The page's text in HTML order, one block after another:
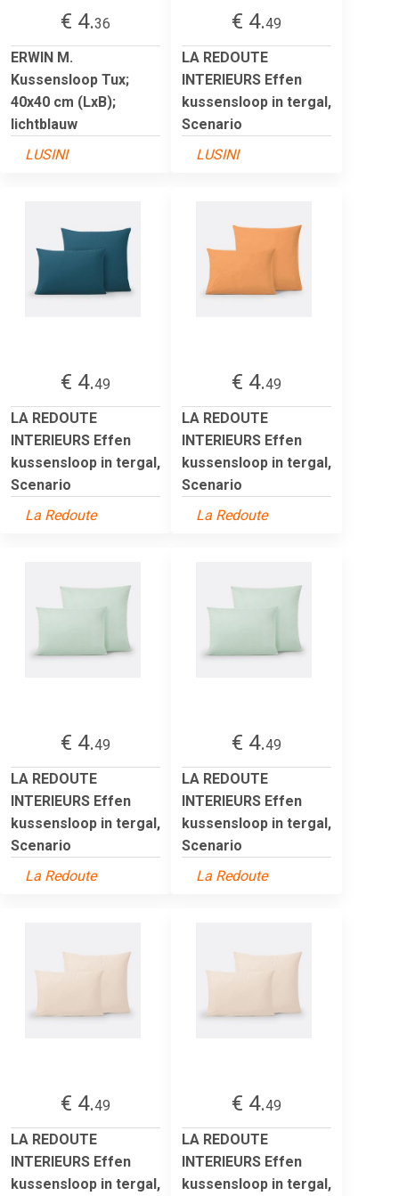
€ 4.36
ERWIN M.
Kussensloop Tux;
40x40 cm (LxB);
lichtblauw
LUSINI
€ 4.49
LA REDOUTE
INTERIEURS Effen
kussensloop in tergal,
Scenario
LUSINI
€ 4.49
LA REDOUTE
INTERIEURS Effen
kussensloop in tergal,
Scenario
La Redoute
€ 4.49
LA REDOUTE
INTERIEURS Effen
kussensloop in tergal,
Scenario
La Redoute
€ 4.49
LA REDOUTE
INTERIEURS Effen
kussensloop in tergal,
Scenario
La Redoute
€ 4.49
LA REDOUTE
INTERIEURS Effen
kussensloop in tergal,
Scenario
La Redoute
€ 4.49
LA REDOUTE
INTERIEURS Effen
kussensloop in tergal,
€ 4.49
LA REDOUTE
INTERIEURS Effen
kussensloop in tergal,